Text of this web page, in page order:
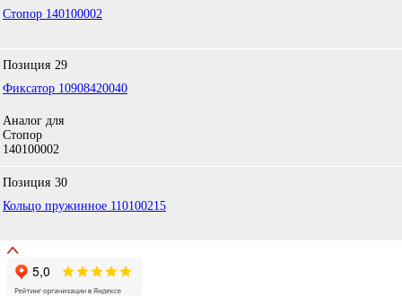
Стопор 140100002
Позиция 29
Фиксатор 10908420040
Аналог для
Стопор
140100002
Позиция 30
Кольцо пружинное 110100215